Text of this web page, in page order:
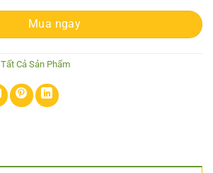
Mua ngay
Tất Cả Sản Phẩm